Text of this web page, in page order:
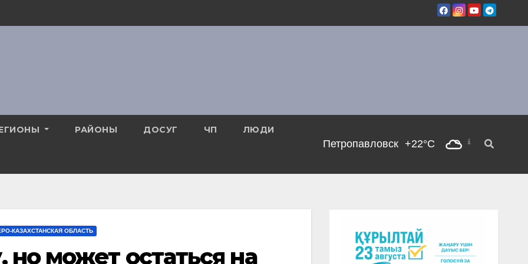
РАЙОНЫ ДОСУГ ЧП ЛЮДИ
Петропавловск +22°C
КАЗАХСТАНСКАЯ ОБЛАСТЬ
но может остаться на